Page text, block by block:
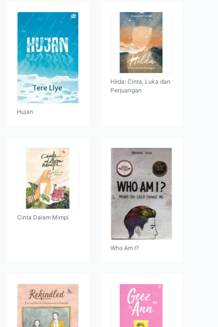
Hujan
Hilda: Cinta, Luka dan
Perjuangan
Cinta Dalam Mimpi
Who Am I?